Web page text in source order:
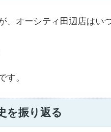
、オーシティ田辺店はい
す。
を振り返る